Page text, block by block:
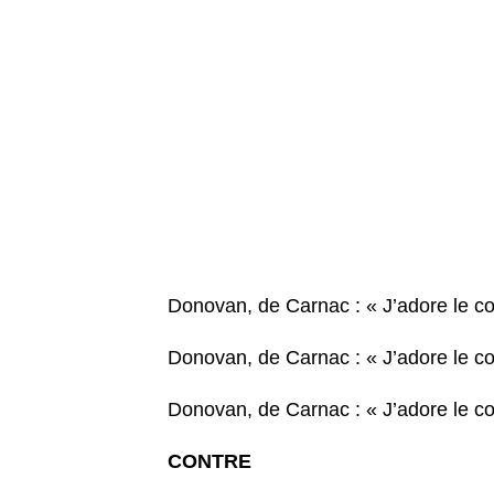
Donovan, de Carnac : « J’adore le
Donovan, de Carnac : « J’adore le
Donovan, de Carnac : « J’adore le
CONTRE